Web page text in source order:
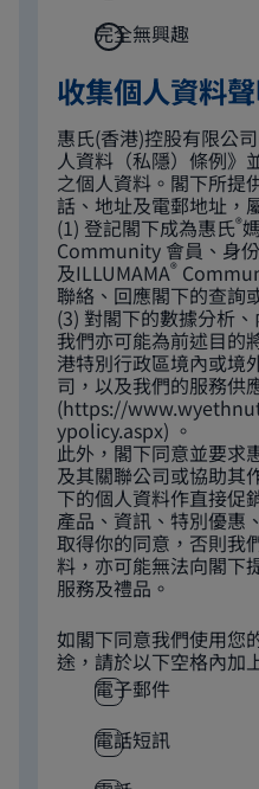
完全無興趣
收集個人資料
惠氏(香港)控股有限公
人資料（私隱）條例》
之個人資料。閣下所提
話、地址及電郵地址，
(1) 登記閣下成為惠氏®
Community 會員、身
及ILLUMAMA®
聯絡、回應閣下的查詢
(3) 對閣下的數據分析
我們亦可能為前述目的
港特別行政區境內或境
司，以及我們的服務供
(https://
ypolicy.aspx) 。
此外，閣下同意並要求
及其關聯公司或協助其
下的個人資料作直接促
產品、資訊、特別優惠
取得你的同意，否則我
料，亦可能無法向閣下
服務及禮品。
如閣下同意我們使用您
途，請於以下空格內加
電子郵件
電話短訊